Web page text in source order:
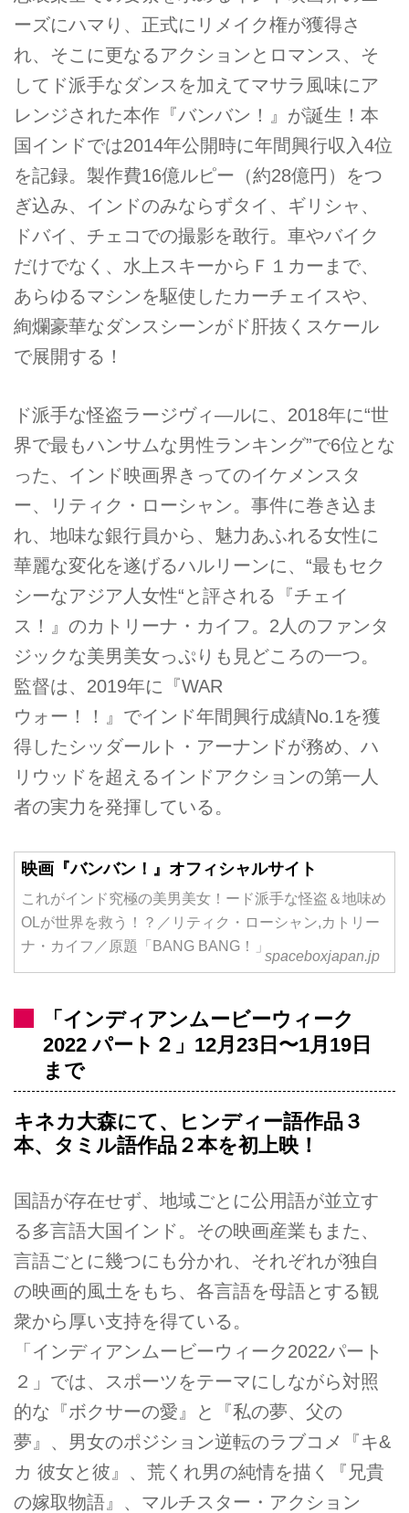
ーズにハマり、正式にリメイク権が獲得さ
れ、そこに更なるアクションとロマンス、そ
してド派手なダンスを加えてマサラ風味にア
レンジされた本作『バンバン！』が誕生！本
国インドでは2014年公開時に年間興行収入4位
を記録。製作費16億ルピー（約28億円）をつ
ぎ込み、インドのみならずタイ、ギリシャ、
ドバイ、チェコでの撮影を敢行。車やバイク
だけでなく、水上スキーからＦ１カーまで、
あらゆるマシンを駆使したカーチェイスや、
絢爛豪華なダンスシーンがド肝抜くスケール
で展開する！
ド派手な怪盗ラージヴィ―ルに、2018年に“世
界で最もハンサムな男性ランキング”で6位とな
った、インド映画界きってのイケメンスタ
ー、リティク・ローシャン。事件に巻き込ま
れ、地味な銀行員から、魅力あふれる女性に
華麗な変化を遂げるハルリーンに、“最もセク
シーなアジア人女性“と評される『チェイ
ス！』のカトリーナ・カイフ。2人のファンタ
ジックな美男美女っぷりも見どころの一つ。
監督は、2019年に『WAR
ウォー！！』でインド年間興行成績No.1を獲
得したシッダールト・アーナンドが務め、ハ
リウッドを超えるインドアクションの第一人
者の実力を発揮している。
映画『バンバン！』オフィシャルサイト
これがインド究極の美男美女！ード派手な怪盗＆地味め
OLが世界を救う！？／リティク・ローシャン,カトリー
ナ・カイフ／原題「BANG BANG！」
spaceboxjapan.jp
「インディアンムービーウィーク
2022 パート２」12月23日〜1月19日
まで
キネカ大森にて、ヒンディー語作品３
本、タミル語作品２本を初上映！
国語が存在せず、地域ごとに公用語が並立す
る多言語大国インド。その映画産業もまた、
言語ごとに幾つにも分かれ、それぞれが独自
の映画的風土をもち、各言語を母語とする観
衆から厚い支持を得ている。
「インディアンムービーウィーク2022パート
２」では、スポーツをテーマにしながら対照
的な『ボクサーの愛』と『私の夢、父の
夢』、男女のポジション逆転のラブコメ『キ&
カ 彼女と彼』、荒くれ男の純情を描く『兄貴
の嫁取物語』、マルチスター・アクション